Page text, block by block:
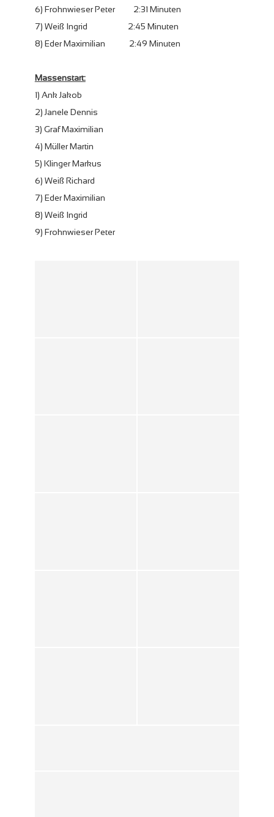
6) Frohnwieser Peter 2:31 Minuten
7) Weiß Ingrid 2:45 Minuten
8) Eder Maximilian 2:49 Minuten
Massenstart:
1) Ank Jakob
2) Janele Dennis
3) Graf Maximilian
4) Müller Martin
5) Klinger Markus
6) Weiß Richard
7) Eder Maximilian
8) Weiß Ingrid
9) Frohnwieser Peter